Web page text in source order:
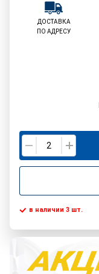
ДОСТАВКА
ПО АДРЕСУ
в наличии 3 шт.